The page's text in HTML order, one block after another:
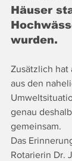
Häuser
wurden.
Zusätzlich hat
aus den
genau
gemeinsam.
Das
Rotarierin Dr.